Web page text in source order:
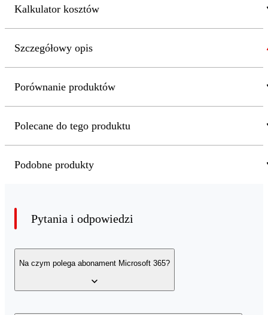
Kalkulator kosztów
Szczegółowy opis
Porównanie produktów
Polecane do tego produktu
Podobne produkty
Pytania i odpowiedzi
Na czym polega abonament Microsoft 365?